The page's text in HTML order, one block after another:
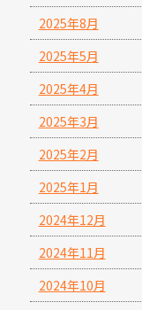
2025年8月
2025年5月
2025年4月
2025年3月
2025年2月
2025年1月
2024年12月
2024年11月
2024年10月